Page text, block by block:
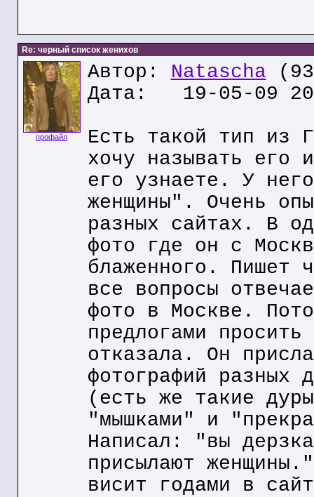
Re: черный список женихов
профайл
Автор: Natascha
Дата: 19-05-09
Есть такой тип из
хочу называть его
его узнаете. У
женщины". Очень
разных сайтах. В
фото где он с
блаженного. Пишет
все вопросы
фото в Москве.
предлогами
отказала. Он
фотографий разных
(есть же такие
"мышками" и
Написал: "вы
присылают
висит годами в